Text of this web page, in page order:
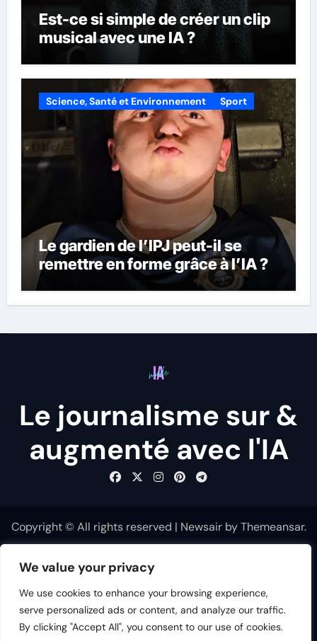
We value your privacy
We use cookies to enhance your browsing experience,
serve personalized ads or content, and analyze our traffic.
By clicking "Accept All", you consent to our use of cookies.
Est-ce si simple de créer un clip
musical avec une IA ?
Science, Santé et Environnement Sport
Le gardien de l’IPJ peut-il se
remettre en forme grâce à l’IA ?
Le journalisme sur &
augmenté avec l'IA
Copyright © All rights reserved | NewsairbyThemeansar.
Technologie, Entreprise et Innovation